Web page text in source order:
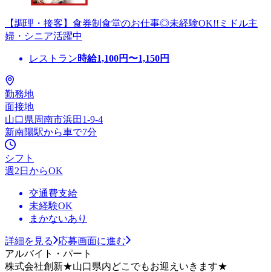
【調理・接客】食券制食堂のお仕事◎未経験OK!!ミドル主
婦・シニア活躍中
レストラン時給1,100円〜1,150円
勤務地
面接地
山口県周南市浜田1-9-4
新南陽駅から車で7分
シフト
週2日からOK
交通費支給
未経験OK
まかないあり
詳細を見る
応募画面に進む
アルバイト・パート
株式会社創新★山口県内どこでもお迎えいきます★